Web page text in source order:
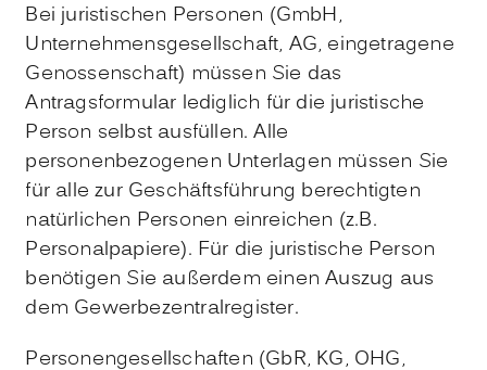
Bei juristischen Personen (GmbH,
Unternehmensgesellschaft, AG, eingetragene
Genossenschaft) müssen Sie das
Antragsformular lediglich für die juristische
Person selbst ausfüllen. Alle
personenbezogenen Unterlagen müssen Sie
für alle zur Geschäftsführung berechtigten
natürlichen Personen einreichen (z.B.
Personalpapiere). Für die juristische Person
benötigen Sie außerdem einen Auszug aus
dem Gewerbezentralregister.
Personengesellschaften (GbR, KG, OHG,